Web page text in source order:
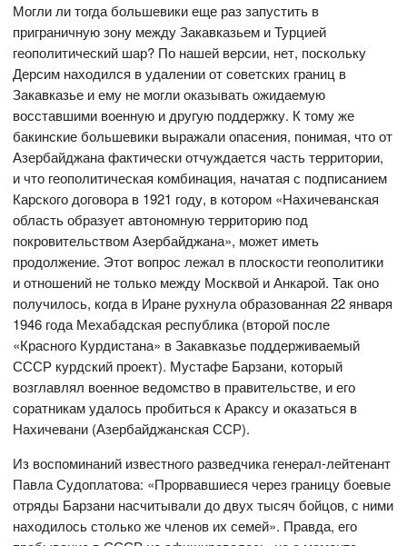
Могли ли тогда большевики еще раз запустить в
приграничную зону между Закавказьем и Турцией
геополитический шар? По нашей версии, нет, поскольку
Дерсим находился в удалении от советских границ в
Закавказье и ему не могли оказывать ожидаемую
восставшими военную и другую поддержку. К тому же
бакинские большевики выражали опасения, понимая, что от
Азербайджана фактически отчуждается часть территории,
и что геополитическая комбинация, начатая с подписанием
Карского договора в 1921 году, в котором «Нахичеванская
область образует автономную территорию под
покровительством Азербайджана», может иметь
продолжение. Этот вопрос лежал в плоскости геополитики
и отношений не только между Москвой и Анкарой. Так оно
получилось, когда в Иране рухнула образованная 22 января
1946 года Мехабадская республика (второй после
«Красного Курдистана» в Закавказье поддерживаемый
СССР курдский проект). Мустафе Барзани, который
возглавлял военное ведомство в правительстве, и его
соратникам удалось пробиться к Араксу и оказаться в
Нахичевани (Азербайджанская ССР).
Из воспоминаний известного разведчика генерал-лейтенант
Павла Судоплатова: «Прорвавшиеся через границу боевые
отряды Барзани насчитывали до двух тысяч бойцов, с ними
находилось столько же членов их семей». Правда, его